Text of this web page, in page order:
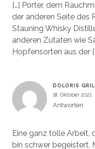
[…] Porter, dem
der anderen Seite des
Stauning Whisky
anderen Zutaten wie
Hopfensorten aus der
DOLORIS
18. Oktober 2021
Antworten
Eine ganz tolle Arbeit,
bin schwer begeistert.